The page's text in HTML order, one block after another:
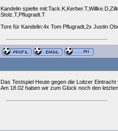
Kandelin spielte
Stolz.T,Pflugradt.T
Tore für Kandelin:4x Tom Pflugradt,2x Justin
Das Testspiel Heute gegen die Loitzer
Am 18.02 haben wir zum Glück noch den